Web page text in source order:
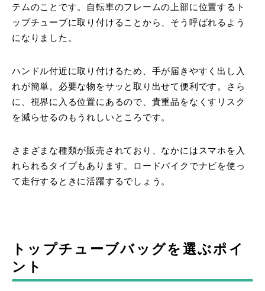
テムのことです。自転車のフレームの上部に位置するト
ップチューブに取り付けることから、そう呼ばれるよう
になりました。
ハンドル付近に取り付けるため、手が届きやすく出し入
れが簡単。必要な物をサッと取り出せて便利です。さら
に、視界に入る位置にあるので、貴重品をなくすリスク
を減らせるのもうれしいところです。
さまざまな種類が販売されており、なかにはスマホを入
れられるタイプもあります。ロードバイクでナビを使っ
て走行するときに活躍するでしょう。
トップチューブバッグを選ぶポイ
ント